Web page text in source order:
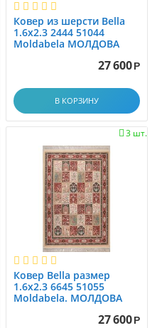
Ковер из шерсти Bella
1.6x2.3 2444 51044
Moldabela МОЛДОВА
27 600 Р
В КОРЗИНУ
3 шт.

Ковер Bella размер
1.6x2.3 6645 51055
Moldabela. МОЛДОВА
27 600 Р